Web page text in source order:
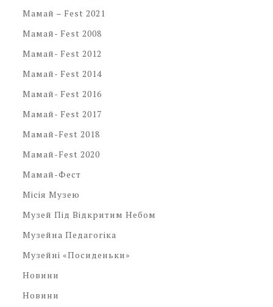
Мамай – Fest 2021
Мамай- Fest 2008
Мамай- Fest 2012
Мамай- Fest 2014
Мамай- Fest 2016
Мамай- Fest 2017
Мамай-Fest 2018
Мамай-Fest 2020
Мамай-Фест
Місія Музею
Музей Під Відкритим Небом
Музейна Педагогіка
Музейні «посиденьки»
Новини
Новини